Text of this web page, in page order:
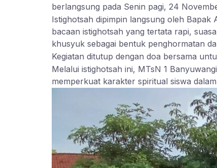
berlangsung pada Senin pagi, 24
Istighotsah dipimpin langsung oleh Bapak
bacaan istighotsah yang tertata rapi,
khusyuk sebagai bentuk penghormatan
Kegiatan ditutup dengan doa bersama
Melalui istighotsah ini, MTsN 1
memperkuat karakter spiritual siswa